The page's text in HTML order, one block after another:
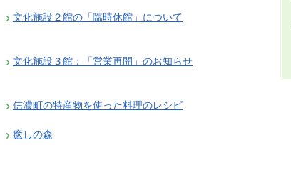
文化施設２館の「臨時休館」について
文化施設３館：「営業再開」のお知らせ
信濃町の特産物を使った料理のレシピ
癒しの森